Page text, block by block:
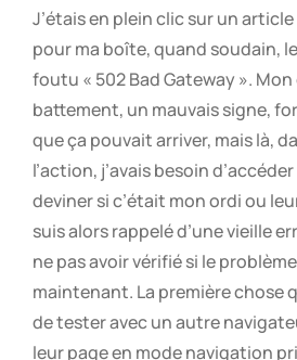
J’étais en plein clic sur un
pour ma boîte, quand soudain,
foutu « 502 Bad Gateway ».
battement, un mauvais signe,
que ça pouvait arriver, mais là,
l’action, j’avais besoin
deviner si c’était mon ordi ou
suis alors rappelé d’une vieille
ne pas avoir vérifié si le
maintenant. La première chose
de tester avec un autre
leur page en mode navigation